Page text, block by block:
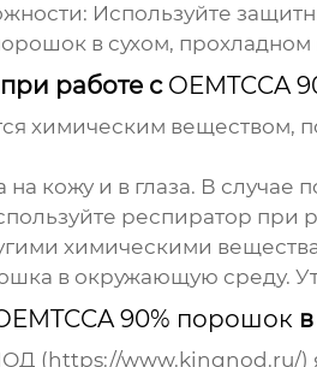
Используйте
в сухом,
работе с OEMTCCA
химическим веществом,
кожу и в глаза. В
респиратор при
химическими
в окружающую среду.
90% порошокв
( https://www.kingnod.ru/)